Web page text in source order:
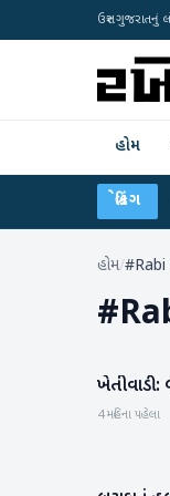
ઉત્તર ગુજરાતનું
હોમ
બ્રેકિંગ
UGC-NET પરીક્ષા
હોમ/#Rabi
#
બનાસકાંઠા
ખેતીવાડી
4 મહિના પહેલા